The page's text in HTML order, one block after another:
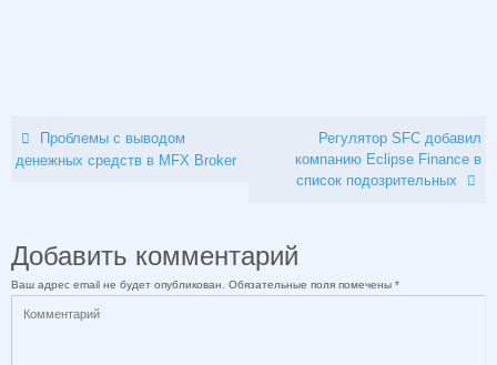
Проблемы с выводом
денежных средств в MFX Broker
Регулятор SFC добавил
компанию Eclipse Finance в
список подозрительных
Добавить комментарий
Ваш адрес email не будет опубликован. Обязательные поля помечены *